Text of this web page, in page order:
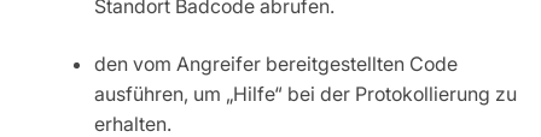
Standort Badcode abrufen.
den vom Angreifer bereitgestellten Code
ausführen, um „Hilfe“ bei der Protokollierung zu
erhalten.